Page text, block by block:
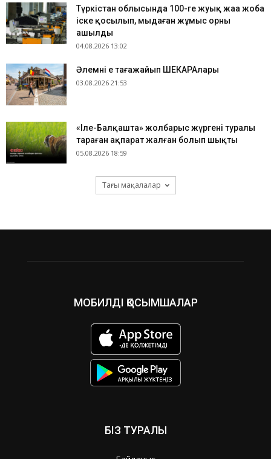
Түркістан облысында 100-ге жуық жаңа жоба
іске қосылып, мыңдаған жұмыс орны
ашылды
04.08.2026 13:02
​Әлемнің ең таңғажайып ШЕКАРАлары
03.08.2026 21:53
«Іле-Балқашта» жолбарыс жүргені туралы
тараған ақпарат жалған болып шықты
05.08.2026 18:59
Тағы мақалалар
МОБИЛДІ ҚОСЫМШАЛАР
БІЗ ТУРАЛЫ